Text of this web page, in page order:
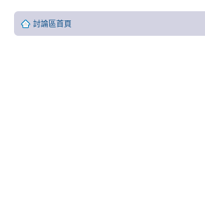
討論區首頁